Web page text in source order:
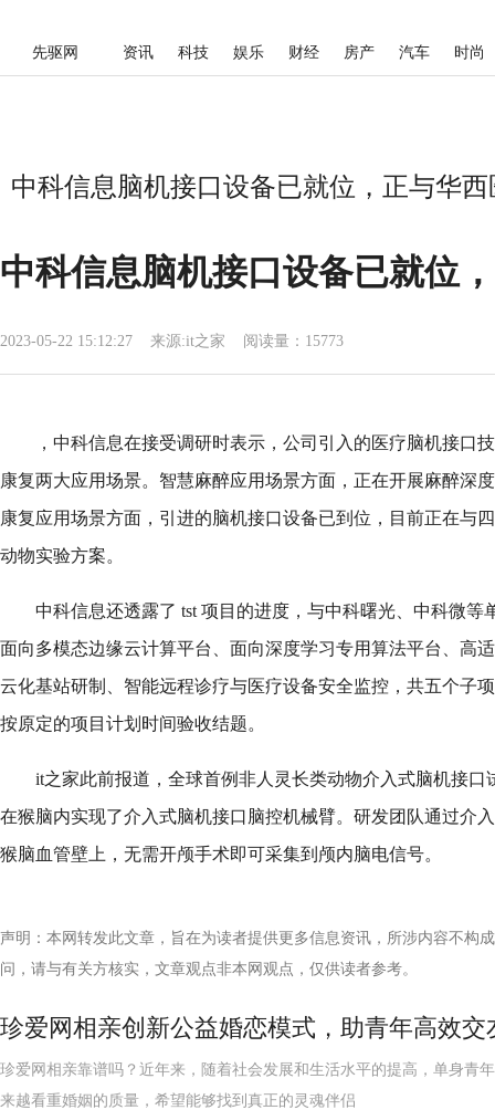
先驱网 资讯 科技 娱乐 财经 房产 汽车 时尚
中科信息脑机接口设备已就位，正与华
中科信息脑机接口设备已就位
2023-05-22 15:12:27 来源:it之家 阅读量：15773
，中科信息在接受调研时表示，公司引入的医疗脑机接口
康复两大应用场景。智慧麻醉应用场景方面，正在开展麻醉深
康复应用场景方面，引进的脑机接口设备已到位，目前正在与
动物实验方案。
中科信息还透露了 tst 项目的进度，与中科曙光、中科微等
面向多模态边缘云计算平台、面向深度学习专用算法平台、高
云化基站研制、智能远程诊疗与医疗设备安全监控，共五个子
按原定的项目计划时间验收结题。
it之家此前报道，全球首例非人灵长类动物介入式脑机接口
在猴脑内实现了介入式脑机接口脑控机械臂。研发团队通过介
猴脑血管壁上，无需开颅手术即可采集到颅内脑电信号。
声明：本网转发此文章，旨在为读者提供更多信息资讯，所涉内容不构
问，请与有关方核实，文章观点非本网观点，仅供读者参考。
珍爱网相亲创新公益婚恋模式，助青年高效交
珍爱网相亲靠谱吗？近年来，随着社会发展和生活水平的提高，单身青
来越看重婚姻的质量，希望能够找到真正的灵魂伴侣